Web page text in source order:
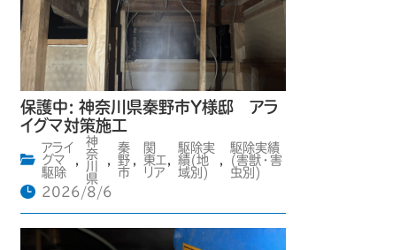
保護中: 神奈川県秦野市Y様邸 アラ
イグマ対策施工
アライ
グマ
駆除
神
奈
川
県
秦
野
市
関
東エ
リア
駆除実
績(地
域別)
駆除実績
(害獣・害
虫別)
2026/8/6